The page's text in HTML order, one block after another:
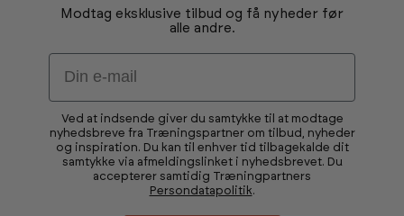
Modtag eksklusive tilbud og få nyheder før
alle andre.
Email
Ved at indsende giver du samtykke til at modtage
nyhedsbreve fra Træningspartner om tilbud, nyheder
og inspiration. Du kan til enhver tid tilbagekalde dit
samtykke via afmeldingslinket i nyhedsbrevet. Du
accepterer samtidig Træningpartners
Persondatapolitik.